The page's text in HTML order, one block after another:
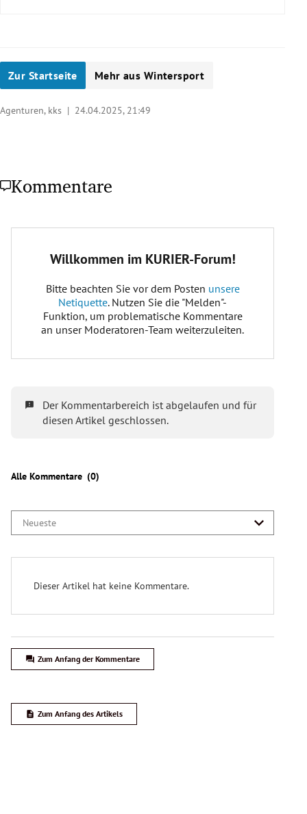
Zur Startseite Mehr aus Wintersport
Agenturen, kks | 24.04.2025, 21:49
Kommentare